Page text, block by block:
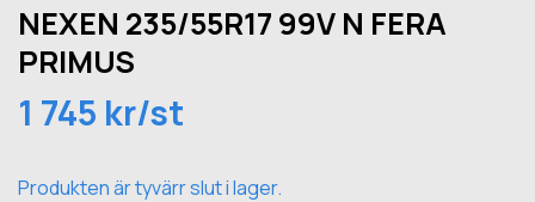
NEXEN 235/55R17 99V N FERA
PRIMUS
1 745 kr/st
Produkten är tyvärr slut i lager.